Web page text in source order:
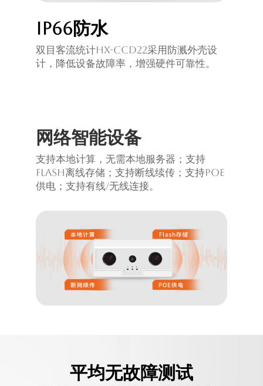
IP66防水
双目客流统计HX-CCD22采用防溅外壳设
计，降低设备故障率，增强硬件可靠性。
网络智能设备
支持本地计算，无需本地服务器；支持
Flash离线存储；支持断线续传；支持PoE
供电；支持有线/无线连接。
平均无故障测试